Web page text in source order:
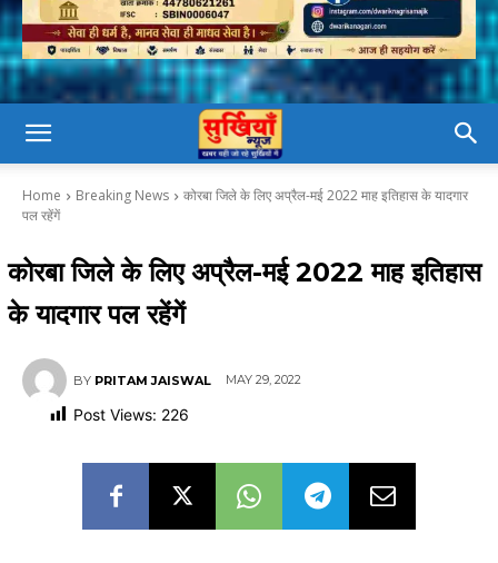
Home Breaking News
कोरबा जिले के लिए अप्रैल-मई 2022 माह इतिहास के यादगार
पल रहेंगें
कोरबा जिले के लिए अप्रैल-मई 2022 माह इतिहास
के यादगार पल रहेंगें
BY PRITAM JAISWAL MAY 29, 2022
Post Views: 226